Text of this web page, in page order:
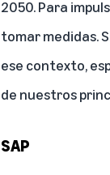
2050. Para
tomar medidas.
ese contexto,
de nuestros
SAP